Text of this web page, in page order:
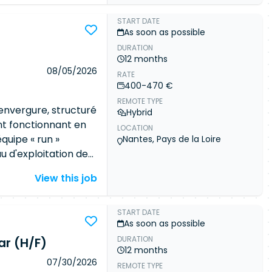
Event
end et back-
et à
d'IA générative
Réaliser
du code.
dans un
of this job and get
Sign in
08/05/2026
structuré
fonctionnant en
« run »
d'exploitation des
de la plateforme
évolué
s'appuyant
développements
View this job
START DATE
As soon as possible
DURATION
12 months
RATE
400-470 €
REMOTE TYPE
Hybrid
LOCATION
Nantes, Pays de la Loire
(H/F)
07/30/2026
START DATE
As soon as possible
DURATION
12 months
REMOTE TYPE